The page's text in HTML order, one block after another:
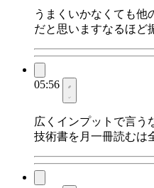
うまくいかなくても他
だと思いますなるほど
05:56
広くインプットで言う
技術書を月一冊読むは